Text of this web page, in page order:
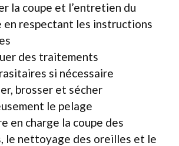
la coupe et l’entretien du
en respectant les instructions
des traitements
si nécessaire
brosser et sécher
le pelage
en charge la coupe des
le nettoyage des oreilles et le